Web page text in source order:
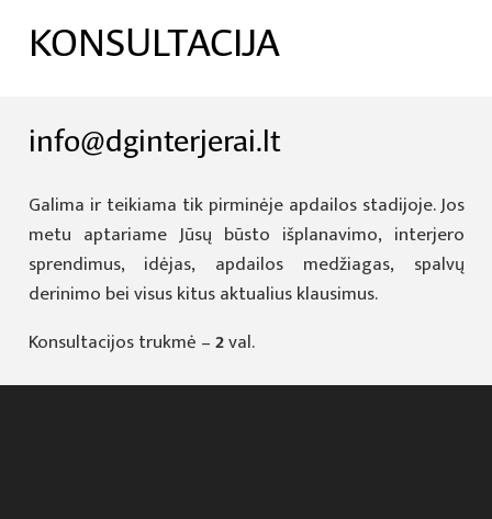
KONSULTACIJA
info@dginterjerai.lt
Galima ir teikiama tik pirminėje apdailos stadijoje. Jos
metu aptariame Jūsų būsto išplanavimo, interjero
sprendimus, idėjas, apdailos medžiagas, spalvų
derinimo bei visus kitus aktualius klausimus.
Konsultacijos trukmė –2val.